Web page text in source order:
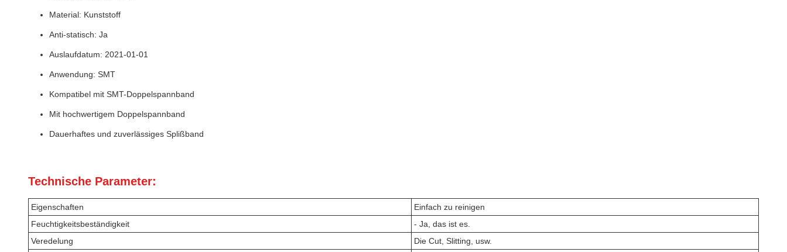
Material: Kunststoff
Anti-statisch: Ja
Auslaufdatum: 2021-01-01
Anwendung: SMT
Kompatibel mit SMT-Doppelspannband
Mit hochwertigem Doppelspannband
Dauerhaftes und zuverlässiges Splißband
Technische Parameter:
Eigenschaften
Einfach zu reinigen
Feuchtigkeitsbeständigkeit
- Ja, das ist es.
Veredelung
Die Cut, Slitting, usw.